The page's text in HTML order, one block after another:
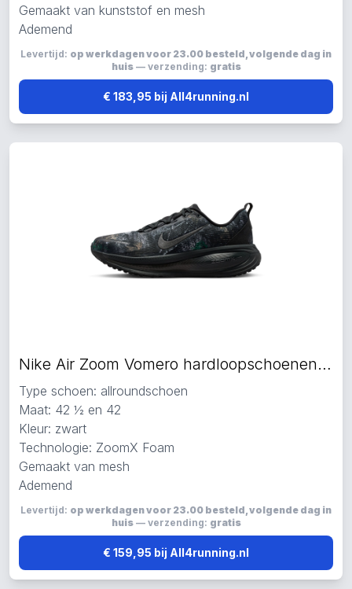
Gemaakt van kunststof en mesh
Ademend
Levertijd: op werkdagen voor 23.00 besteld, volgende dag in
huis— verzending: gratis
€ 183,95 bij All4running.nl
Nike Air Zoom Vomero hardloopschoenen zwart
Type schoen: allroundschoen
Maat: 42 ½ en 42
Kleur: zwart
Technologie: ZoomX Foam
Gemaakt van mesh
Ademend
Levertijd: op werkdagen voor 23.00 besteld, volgende dag in
huis— verzending: gratis
€ 159,95 bij All4running.nl